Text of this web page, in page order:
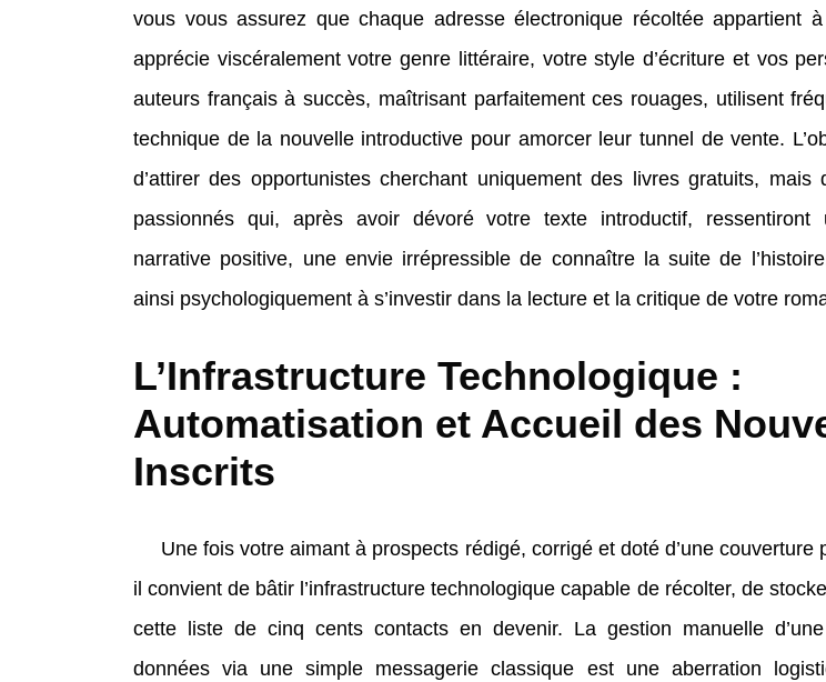
vous vous assurez que chaque adresse électronique récoltée appartient
apprécie viscéralement votre genre littéraire, votre style d’écriture et vos
auteurs français à succès, maîtrisant parfaitement ces rouages, utilisent
technique de la nouvelle introductive pour amorcer leur tunnel de vente.
d’attirer des opportunistes cherchant uniquement des livres gratuits, mais
passionnés qui, après avoir dévoré votre texte introductif, ressentiront
narrative positive, une envie irrépressible de connaître la suite de
ainsi psychologiquement à s’investir dans la lecture et la critique de votre
L’Infrastructure Technologique :
Automatisation et Accueil des
Inscrits
Une fois votre aimant à prospects rédigé, corrigé et doté d’une couverture
il convient de bâtir l’infrastructure technologique capable de récolter, de
cette liste de cinq cents contacts en devenir. La gestion manuelle
données via une simple messagerie classique est une aberration